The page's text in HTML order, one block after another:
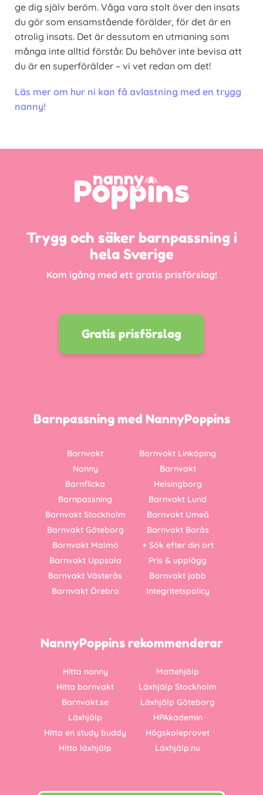
ge dig själv beröm. Våga vara stolt över den insats
du gör som ensamstående förälder, för det är en
otrolig insats. Det är dessutom en utmaning som
många inte alltid förstår. Du behöver inte bevisa att
du är en superförälder – vi vet redan om det!
Läs mer om hur ni kan få avlastning med en trygg
nanny!
Trygg och säker barnpassning i
hela Sverige
Kom igång med ett gratis prisförslag!
Gratis prisförslag
Barnpassning med NannyPoppins
Barnvakt
Nanny
Barnflicka
Barnpassning
Barnvakt Stockholm
Barnvakt Göteborg
Barnvakt Malmö
Barnvakt Uppsala
Barnvakt Västerås
Barnvakt Örebro
Barnvakt Linköping
Barnvakt
Helsingborg
Barnvakt Lund
Barnvakt Umeå
Barnvakt Borås
+ Sök efter din ort
Pris & upplägg
Barnvakt jobb
Integritetspolicy
NannyPoppins rekommenderar
Hitta nanny
Hitta barnvakt
Barnvakt.se
Läxhjälp
Hitta en study buddy
Hitta läxhjälp
Mattehjälp
Läxhjälp Stockholm
Läxhjälp Göteborg
HPAkademin
Högskoleprovet
Läxhjälp.nu